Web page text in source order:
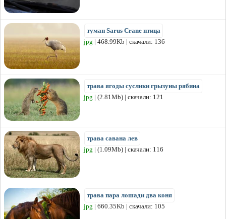
туман Sarus Crane птица
jpg | 468.99Kb | скачали: 136
трава ягоды суслики грызуны рябина
jpg | (2.81Mb) | скачали: 121
трава савана лев
jpg | (1.09Mb) | скачали: 116
трава пара лошади два коня
jpg | 660.35Kb | скачали: 105